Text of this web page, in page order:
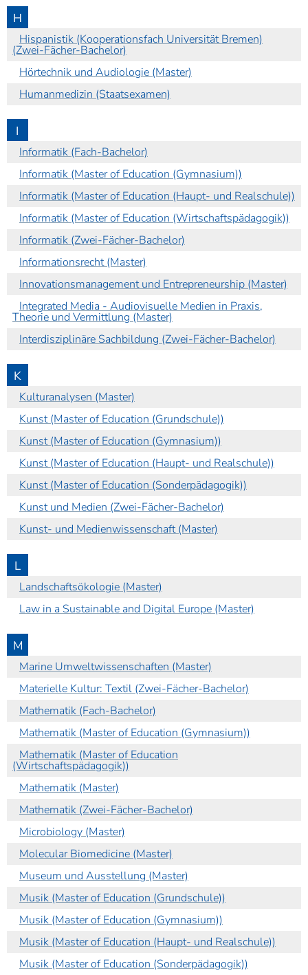
H
Hispanistik (Kooperationsfach Universität Bremen)
(Zwei-Fächer-Bachelor)
Hörtechnik und Audiologie (Master)
Humanmedizin (Staatsexamen)
I
Informatik (Fach-Bachelor)
Informatik (Master of Education (Gymnasium))
Informatik (Master of Education (Haupt- und Realschule))
Informatik (Master of Education (Wirtschaftspädagogik))
Informatik (Zwei-Fächer-Bachelor)
Informationsrecht (Master)
Innovationsmanagement und Entrepreneurship (Master)
Integrated Media - Audiovisuelle Medien in Praxis,
Theorie und Vermittlung (Master)
Interdisziplinäre Sachbildung (Zwei-Fächer-Bachelor)
K
Kulturanalysen (Master)
Kunst (Master of Education (Grundschule))
Kunst (Master of Education (Gymnasium))
Kunst (Master of Education (Haupt- und Realschule))
Kunst (Master of Education (Sonderpädagogik))
Kunst und Medien (Zwei-Fächer-Bachelor)
Kunst- und Medienwissenschaft (Master)
L
Landschaftsökologie (Master)
Law in a Sustainable and Digital Europe (Master)
M
Marine Umweltwissenschaften (Master)
Materielle Kultur: Textil (Zwei-Fächer-Bachelor)
Mathematik (Fach-Bachelor)
Mathematik (Master of Education (Gymnasium))
Mathematik (Master of Education
(Wirtschaftspädagogik))
Mathematik (Master)
Mathematik (Zwei-Fächer-Bachelor)
Microbiology (Master)
Molecular Biomedicine (Master)
Museum und Ausstellung (Master)
Musik (Master of Education (Grundschule))
Musik (Master of Education (Gymnasium))
Musik (Master of Education (Haupt- und Realschule))
Musik (Master of Education (Sonderpädagogik))